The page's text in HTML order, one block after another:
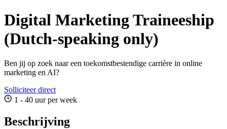
Digital Marketing Traineeship
(Dutch-speaking only)
Ben jij op zoek naar een toekomstbestendige carrière in online
marketing en AI?
Solliciteer direct
1 - 40 uur per week
Beschrijving